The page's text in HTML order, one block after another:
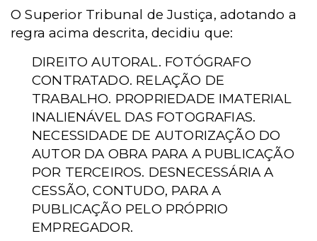
O Superior Tribunal de Justiça, adotando a
regra acima descrita, decidiu que:
DIREITO AUTORAL. FOTÓGRAFO
CONTRATADO. RELAÇÃO DE
TRABALHO. PROPRIEDADE IMATERIAL
INALIENÁVEL DAS FOTOGRAFIAS.
NECESSIDADE DE AUTORIZAÇÃO DO
AUTOR DA OBRA PARA A PUBLICAÇÃO
POR TERCEIROS. DESNECESSÁRIA A
CESSÃO, CONTUDO, PARA A
PUBLICAÇÃO PELO PRÓPRIO
EMPREGADOR.